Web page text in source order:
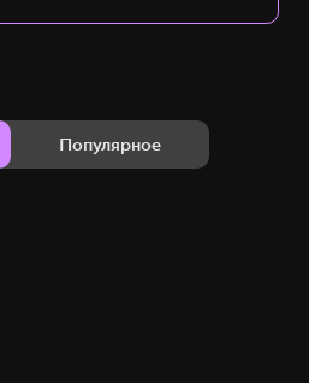
Популярное